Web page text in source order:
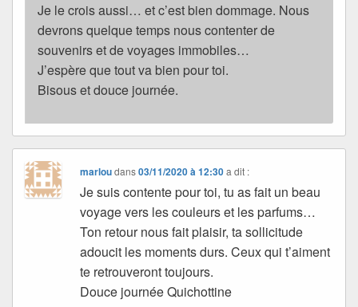
Je le crois aussi… et c’est bien dommage. Nous
devrons quelque temps nous contenter de
souvenirs et de voyages immobiles…
J’espère que tout va bien pour toi.
Bisous et douce journée.
marloudans03/11/2020 à 12:30 a dit :
Je suis contente pour toi, tu as fait un beau
voyage vers les couleurs et les parfums…
Ton retour nous fait plaisir, ta sollicitude
adoucit les moments durs. Ceux qui t’aiment
te retrouveront toujours.
Douce journée Quichottine